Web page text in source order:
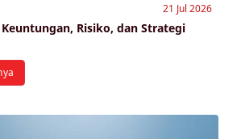
21 Jul 2026
Risiko, dan Strategi